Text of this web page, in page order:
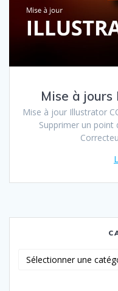
Mise à
Mise à jour Illustrator
Supprimer un point